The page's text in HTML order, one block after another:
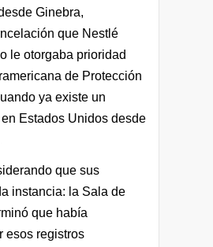
Ginebra,
que Nestlé
le otorgaba prioridad
de Protección
ya existe un
Estados Unidos desde
que sus
instancia: la Sala de
que había
esos registros